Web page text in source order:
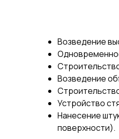
Возведение
Возведение
Устройство
Нанесение
поверхности).